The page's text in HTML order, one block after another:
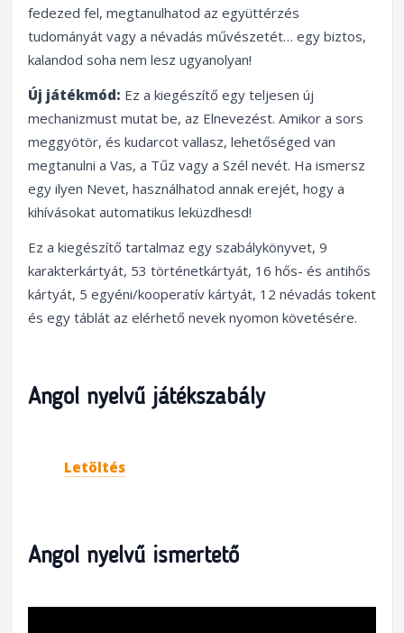
fedezed fel, megtanulhatod az együttérzés
tudományát vagy a névadás művészetét… egy biztos,
kalandod soha nem lesz ugyanolyan!
Új játékmód: Ez a kiegészítő egy teljesen új
mechanizmust mutat be, az Elnevezést. Amikor a sors
meggyötör, és kudarcot vallasz, lehetőséged van
megtanulni a Vas, a Tűz vagy a Szél nevét. Ha ismersz
egy ilyen Nevet, használhatod annak erejét, hogy a
kihívásokat automatikus leküzdhesd!
Ez a kiegészítő tartalmaz egy szabálykönyvet, 9
karakterkártyát, 53 történetkártyát, 16 hős- és antihős
kártyát, 5 egyéni/kooperatív kártyát, 12 névadás tokent
és egy táblát az elérhető nevek nyomon követésére.
Angol nyelvű játékszabály
Letöltés
Angol nyelvű ismertető